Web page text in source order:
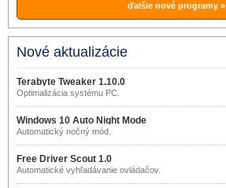
ďalšie nové programy »
Nové aktualizácie
Terabyte Tweaker 1.10.0
Optimalizácia systému PC.
Windows 10 Auto Night Mode
10.4.1
Automatický nočný mód.
Free Driver Scout 1.0
Automatické vyhľadávanie ovládačov.